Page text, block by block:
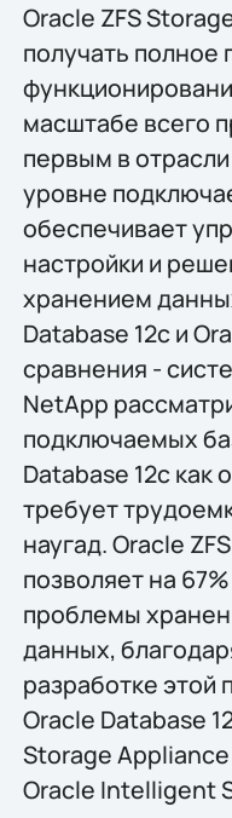
Oracle ZFS
получать полное
масштабе всего
первым в
уровне
обеспечивает
настройки и
хранением
Database 12c и
сравнения -
NetApp
подключаемых
Database 12c как
требует
наугад. Oracle
позволяет на
проблемы
данных,
разработке
Oracle Database
Storage
Oracle Intelligent